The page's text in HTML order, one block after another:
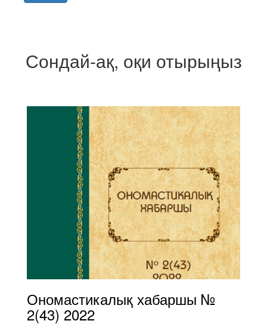
Сондай-ақ, оқи отырыңыз
Ономастикалық хабаршы №
2(43) 2022